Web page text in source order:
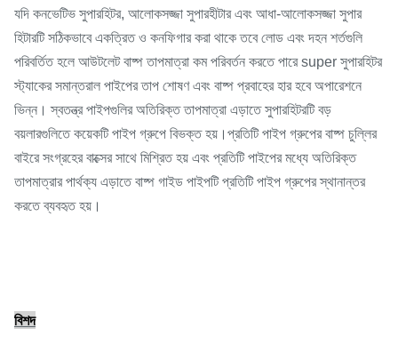
যদি কনভেটিভ সুপারহিটর, আলোকসজ্জা সুপারহীটার এবং আধা-আলোকসজ্জা সুপার
হিটারটি সঠিকভাবে একত্রিত ও কনফিগার করা থাকে তবে লোড এবং দহন শর্তগুলি
পরিবর্তিত হলে আউটলেট বাষ্প তাপমাত্রা কম পরিবর্তন করতে পারে super সুপারহিটর
স্ট্যাকের সমান্তরাল পাইপের তাপ শোষণ এবং বাষ্প প্রবাহের হার হবে অপারেশনে
ভিন্ন। স্বতন্ত্র পাইপগুলির অতিরিক্ত তাপমাত্রা এড়াতে সুপারহিটরটি বড়
বয়লারগুলিতে কয়েকটি পাইপ গ্রুপে বিভক্ত হয়।প্রতিটি পাইপ গ্রুপের বাষ্প চুল্লির
বাইরে সংগ্রহের বাক্সের সাথে মিশ্রিত হয় এবং প্রতিটি পাইপের মধ্যে অতিরিক্ত
তাপমাত্রার পার্থক্য এড়াতে বাষ্প গাইড পাইপটি প্রতিটি পাইপ গ্রুপের স্থানান্তর
করতে ব্যবহৃত হয়।
বিশদ